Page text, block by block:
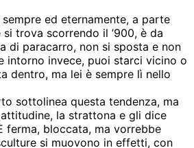
ed eternamente, a parte
trova scorrendo il ’900, è da
di paracarro, non si sposta e non
intorno invece, puoi starci vicino o
dentro, ma lei è sempre lì nello
sottolinea questa tendenza, ma
la strattona e gli dice
ferma, bloccata, ma vorrebbe
si muovono in effetti, con